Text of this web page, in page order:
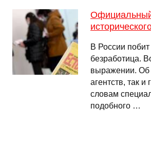
В России
безработица.
выражении. Об
агентств, так
словам
подобного …